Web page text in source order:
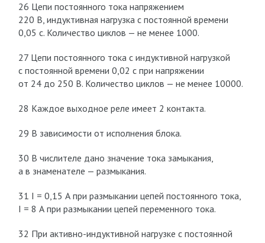
26 Цепи постоянного тока напряжением
220 В, индуктивная нагрузка с постоянной времени
0,05 с. Количество циклов — не менее 1000.
27 Цепи постоянного тока с индуктивной нагрузкой
с постоянной времени 0,02 с при напряжении
от 24 до 250 В. Количество циклов — не менее 10000.
28 Каждое выходное реле имеет 2 контакта.
29 В зависимости от исполнения блока.
30 В числителе дано значение тока замыкания,
а в знаменателе — размыкания.
31 I = 0,15 А при размыкании цепей постоянного тока,
I = 8 А при размыкании цепей переменного тока.
32 При активно-индуктивной нагрузке с постоянной